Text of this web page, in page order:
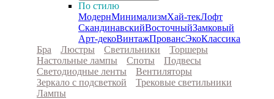
По стилю
МодернМинимализмХай-текЛофт
СкандинавскийВосточныйЗамковый
Арт-декоВинтажПровансЭкоКлассика
Бра
Люстры Светильники
Торшеры
Настольные лампы
Споты
Подвесы
Светодиодные ленты
Вентиляторы
Зеркало с подсветкой
Трековые светильники
Лампы